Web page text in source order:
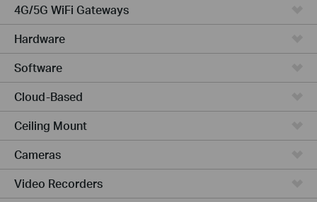
4G/5G WiFi Gateways
Hardware
Software
Cloud-Based
Ceiling Mount
Cameras
Video Recorders